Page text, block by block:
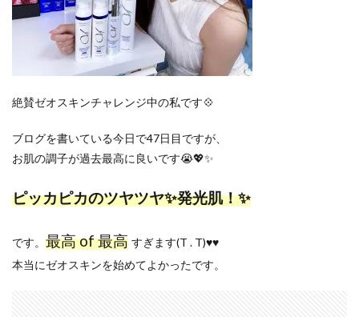
絶賛ゼオスキンチャレンジ中の私です💠
ブログを書いている今日で47日目ですが、
お肌の調子が過去最高に良いです😭💖✨
ピッカピカのツヤツヤ✨発光肌！✨
です。 最高 of 最高 すぎます(T . T)♥️♥️
本当にゼオスキンを始めてよかったです。